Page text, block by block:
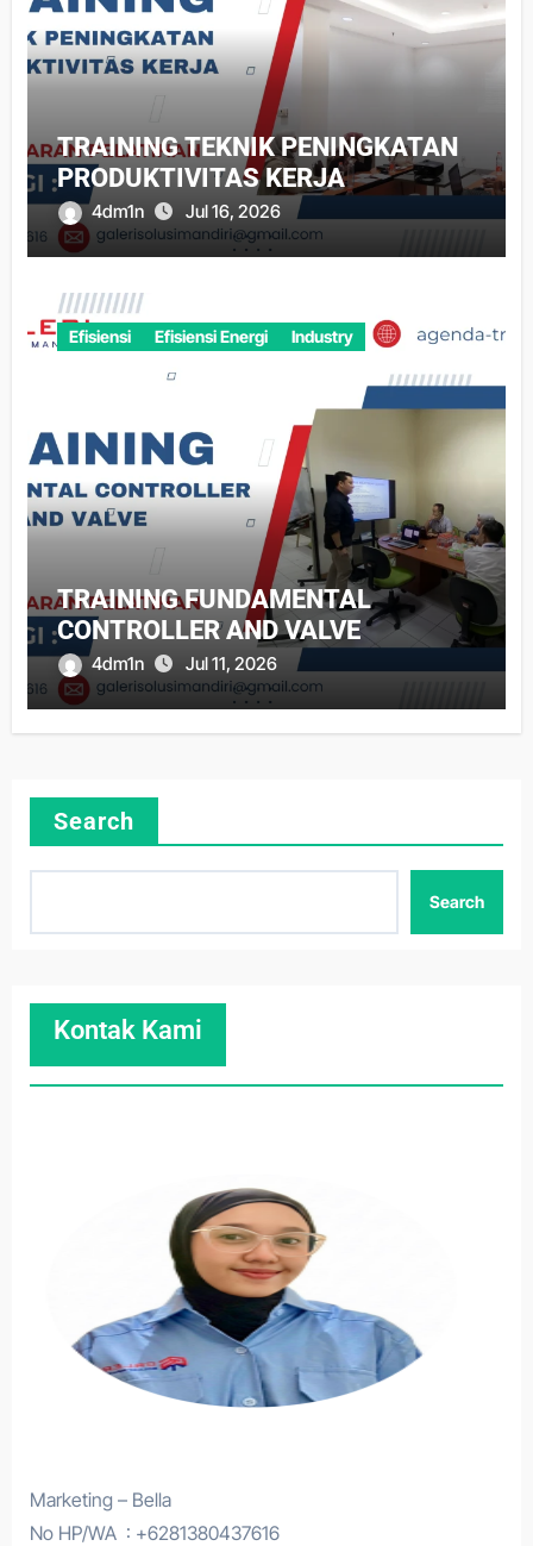
TRAINING TEKNIK PENINGKATAN
PRODUKTIVITAS KERJA
4dm1n Jul 16, 2026
Efisiensi Efisiensi Energi Industry
TRAINING FUNDAMENTAL
CONTROLLER AND VALVE
4dm1n Jul 11, 2026
Search
Search
Kontak Kami
Marketing – Bella
No HP/WA : +6281380437616